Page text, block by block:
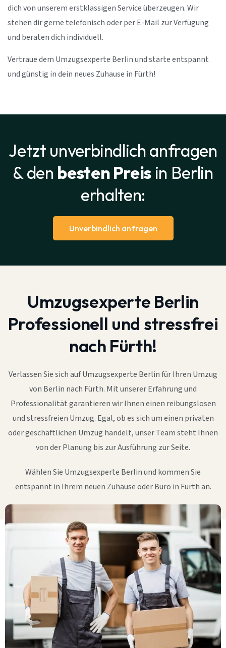
dich von unserem erstklassigen Service überzeugen. Wir
stehen dir gerne telefonisch oder per E-Mail zur Verfügung
und beraten dich individuell.
Vertraue dem Umzugsexperte Berlin und starte entspannt
und günstig in dein neues Zuhause in Fürth!
Jetzt unverbindlich anfragen
& den besten Preis in Berlin
erhalten:
Unverbindlich anfragen
Umzugsexperte Berlin
Professionell und stressfrei
nach Fürth!
Verlassen Sie sich auf Umzugsexperte Berlin für Ihren Umzug
von Berlin nach Fürth. Mit unserer Erfahrung und
Professionalität garantieren wir Ihnen einen reibungslosen
und stressfreien Umzug. Egal, ob es sich um einen privaten
oder geschäftlichen Umzug handelt, unser Team steht Ihnen
von der Planung bis zur Ausführung zur Seite.
Wählen Sie Umzugsexperte Berlin und kommen Sie
entspannt in Ihrem neuen Zuhause oder Büro in Fürth an.